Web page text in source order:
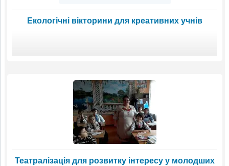
Екологічні вікторини для креативних учнів
Театралізація для розвитку інтересу у молодших